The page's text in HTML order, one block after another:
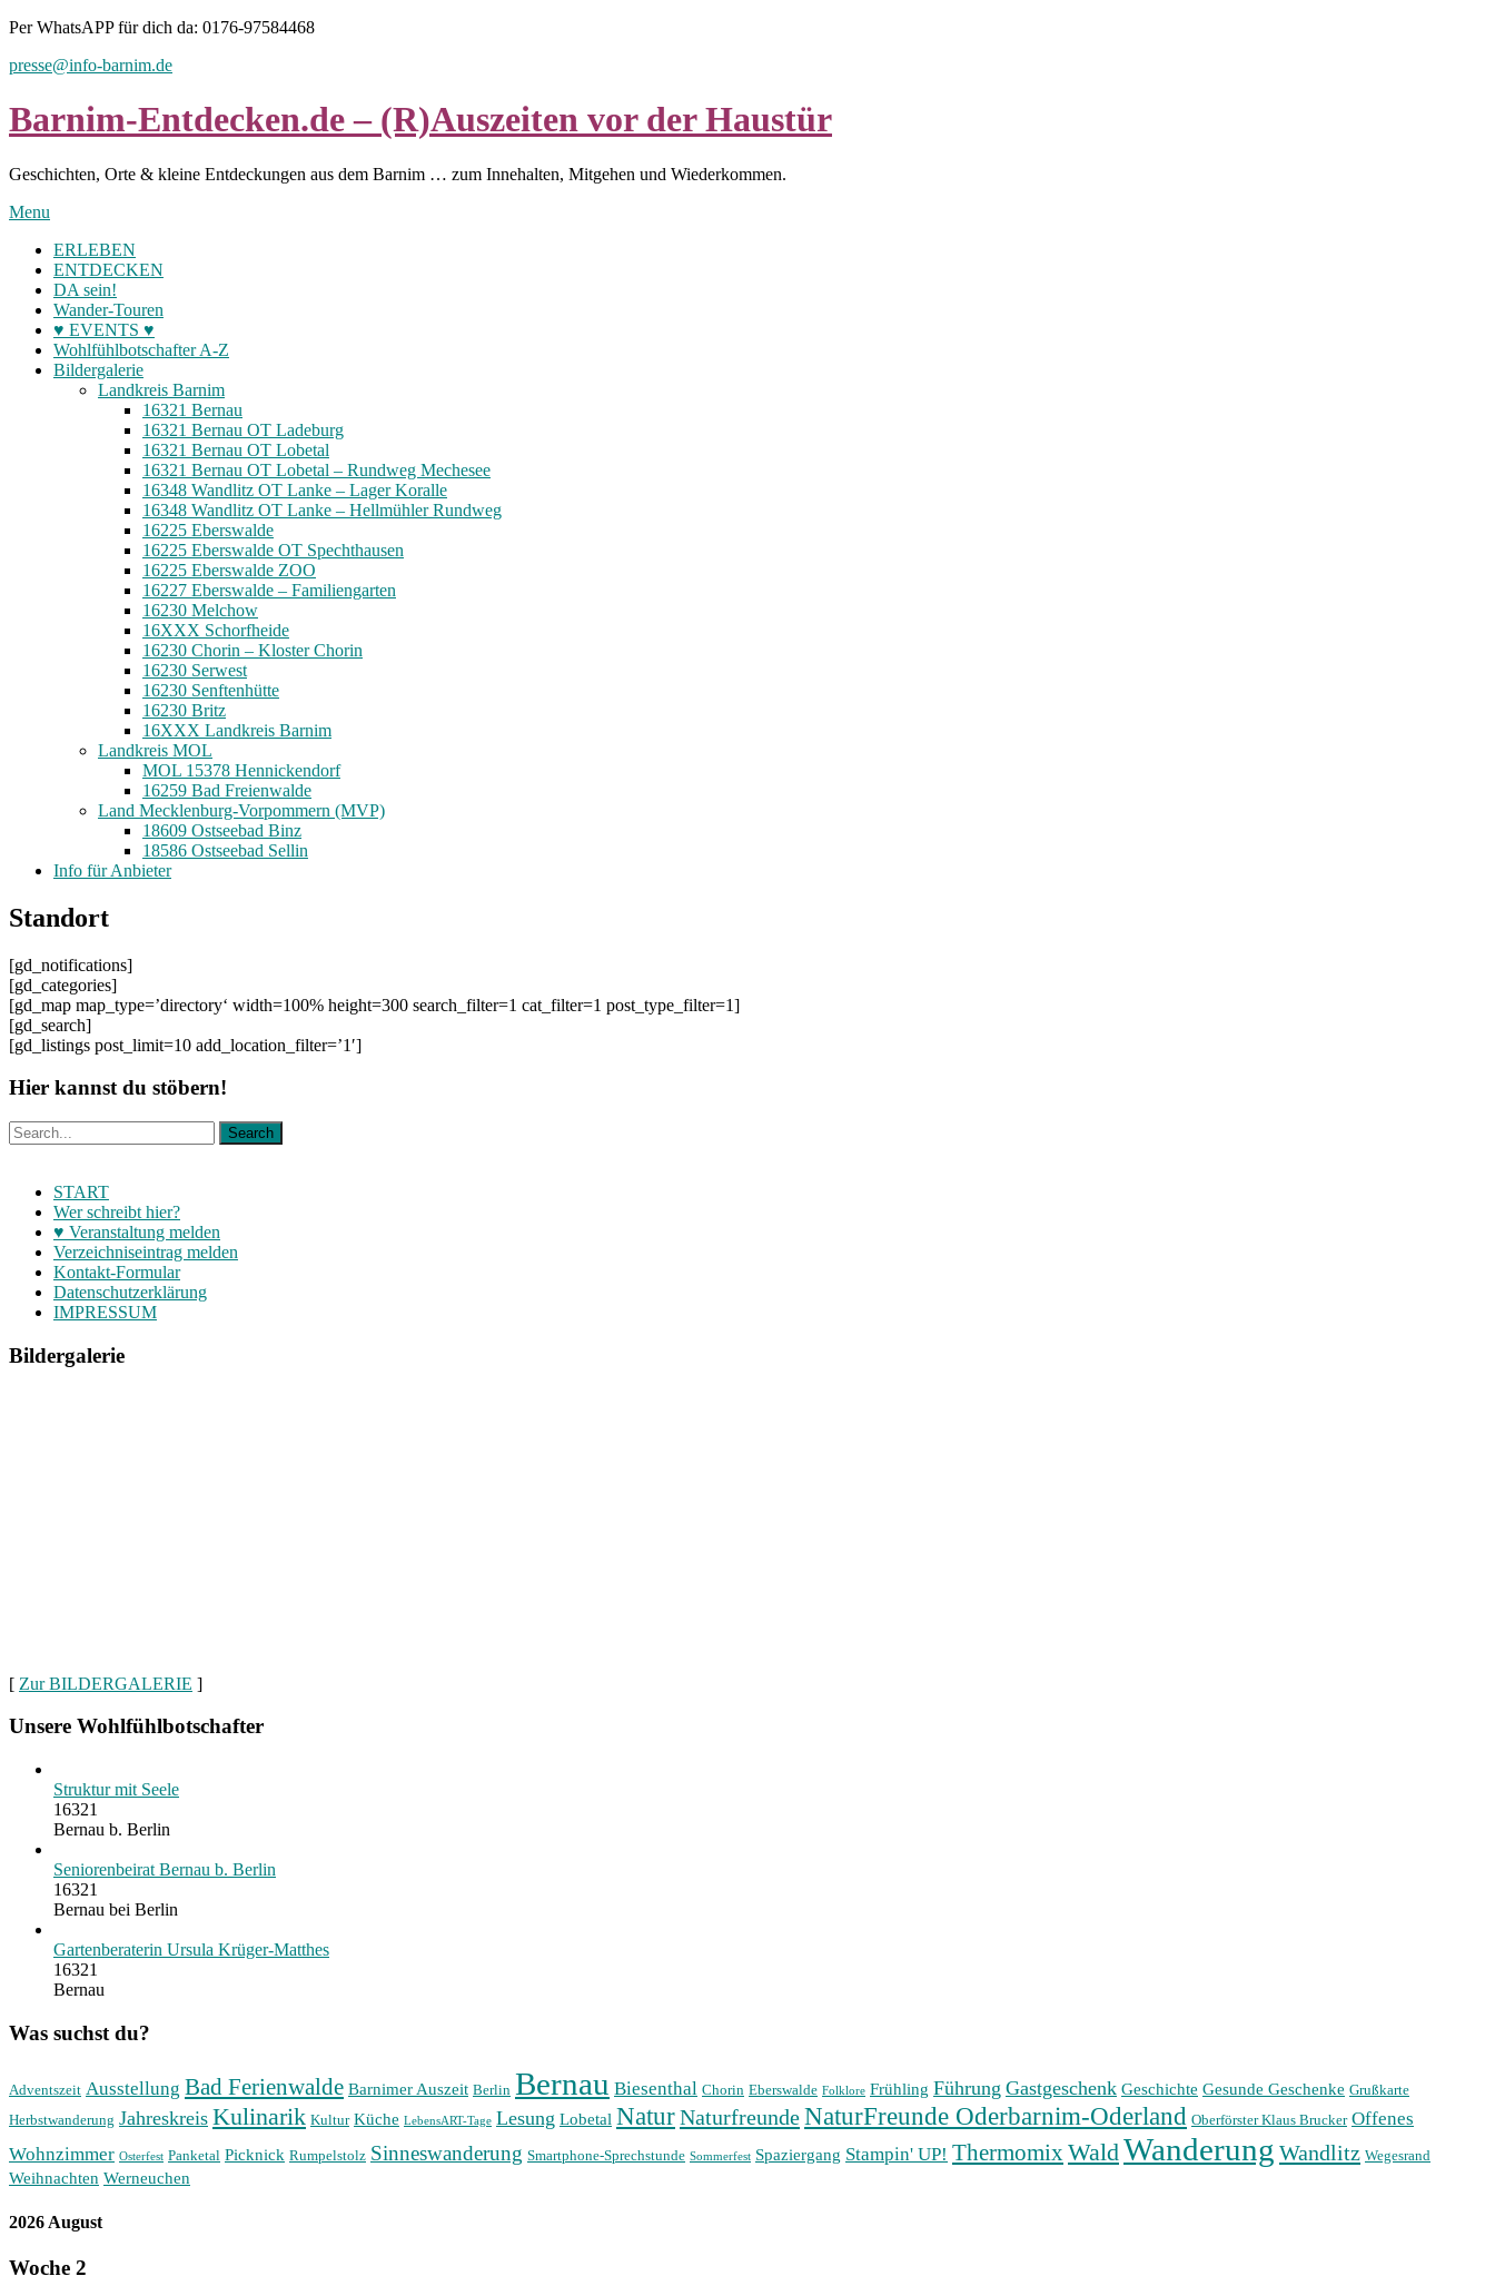
Skip
content
Per WhatsAPP für dich da: 0176-97584468
presse@info-barnim.de
Barnim-Entdecken.de – (R)Auszeiten vor der Haustür
Geschichten, Orte & kleine Entdeckungen aus dem Barnim … zum Innehalten, Mitgehen und Wiederkommen.
Menu
ERLEBEN
ENTDECKEN
DA sein!
Wander-Touren
♥ EVENTS ♥
Wohlfühlbotschafter A-Z
Bildergalerie
Landkreis Barnim
16321 Bernau
16321 Bernau OT Ladeburg
16321 Bernau OT Lobetal
16321 Bernau OT Lobetal – Rundweg Mechesee
16348 Wandlitz OT Lanke – Lager Koralle
16348 Wandlitz OT Lanke – Hellmühler Rundweg
16225 Eberswalde
16225 Eberswalde OT Spechthausen
16225 Eberswalde ZOO
16227 Eberswalde – Familiengarten
16230 Melchow
16XXX Schorfheide
16230 Chorin – Kloster Chorin
16230 Serwest
16230 Senftenhütte
16230 Britz
16XXX Landkreis Barnim
Landkreis MOL
MOL 15378 Hennickendorf
16259 Bad Freienwalde
Land Mecklenburg-Vorpommern (MVP)
18609 Ostseebad Binz
18586 Ostseebad Sellin
Info für Anbieter
Standort
[gd_notifications]
[gd_categories]
[gd_map map_type=’directory‘ width=100% height=300 search_filter=1 cat_filter=1 post_type_filter=1]
[gd_search]
[gd_listings post_limit=10 add_location_filter=’1′]
Hier kannst du stöbern!
START
Wer schreibt hier?
♥ Veranstaltung melden
Verzeichniseintrag melden
Kontakt-Formular
Datenschutzerklärung
IMPRESSUM
Bildergalerie
[ Zur BILDERGALERIE ]
Unsere Wohlfühlbotschafter
Struktur mit Seele
16321
Bernau b. Berlin
Seniorenbeirat Bernau b. Berlin
16321
Bernau bei Berlin
Gartenberaterin Ursula Krüger-Matthes
16321
Bernau
Was suchst du?
Adventszeit Ausstellung Bad Ferienwalde Barnimer Auszeit Berlin Bernau Biesenthal Chorin Eberswalde Folklore Frühling Führung Gastgeschenk Geschichte Gesunde Geschenke Grußkarte
Herbstwanderung Jahreskreis Kulinarik Kultur Küche LebensART-Tage Lesung Lobetal NaturNaturfreundeNaturFreunde Oderbarnim-Oderland Oberförster Klaus Brucker Offenes
Wohnzimmer Osterfest Panketal Picknick Rumpelstolz Sinneswanderung Smartphone-Sprechstunde Sommerfest Spaziergang Stampin' UP! ThermomixWaldWanderung Wandlitz Wegesrand
Weihnachten Werneuchen
2026 August
Woche 2